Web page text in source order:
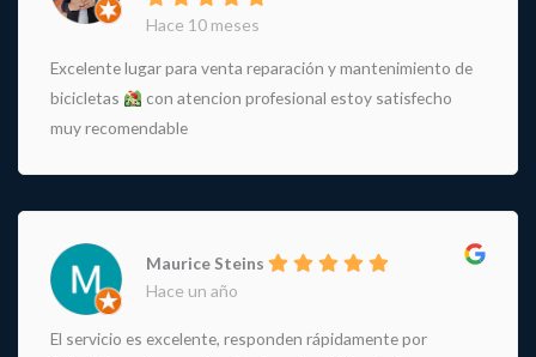
Hace 10 meses
Excelente lugar para venta reparación y mantenimiento de
bicicletas
con atencion profesional estoy satisfecho
muy recomendable
Maurice Steins
Hace un año
El servicio es excelente, responden rápidamente por